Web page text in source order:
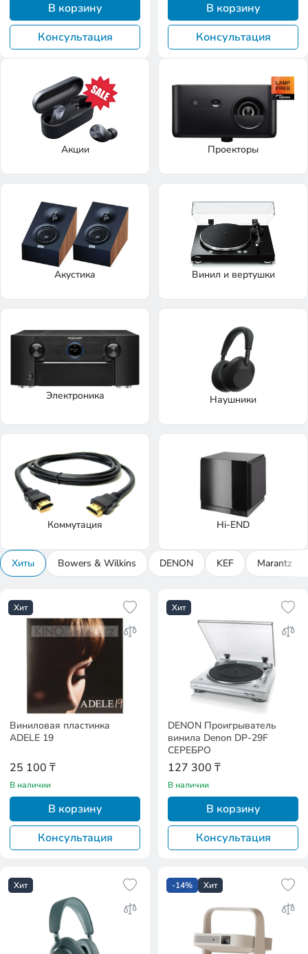
В корзину
Консультация
В корзину
Консультация
Акции Проекторы
Акустика Винил и вертушки
Электроника Наушники
Коммутация Hi-END
Хиты Bowers & Wilkins DENON KEF Marantz
Хит
Виниловая пластинка
ADELE 19
25 100 ₸
В наличии
В корзину
Консультация
Хит
DENON Проигрыватель
винила Denon DP-29F
СЕРЕБРО
127 300 ₸
В наличии
В корзину
Консультация
Хит -14% Хит